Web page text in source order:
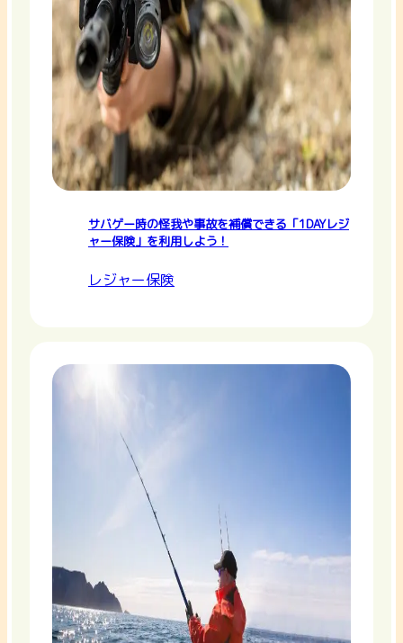
サバゲー時の怪我や事故を補償できる「1DAYレジ
ャー保険」を利用しよう！
レジャー保険